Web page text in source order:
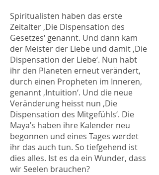
Spiritualisten haben das erste
Zeitalter ‚Die Dispensation des
Gesetzes‘ genannt. Und dann kam
der Meister der Liebe und damit ‚Die
Dispensation der Liebe‘. Nun habt
ihr den Planeten erneut verändert,
durch einen Propheten im Inneren,
genannt ‚Intuition‘. Und die neue
Veränderung heisst nun ‚Die
Dispensation des Mitgefühls‘. Die
Maya’s haben ihre Kalender neu
begonnen und eines Tages werdet
ihr das auch tun. So tiefgehend ist
dies alles. Ist es da ein Wunder, dass
wir Seelen brauchen?